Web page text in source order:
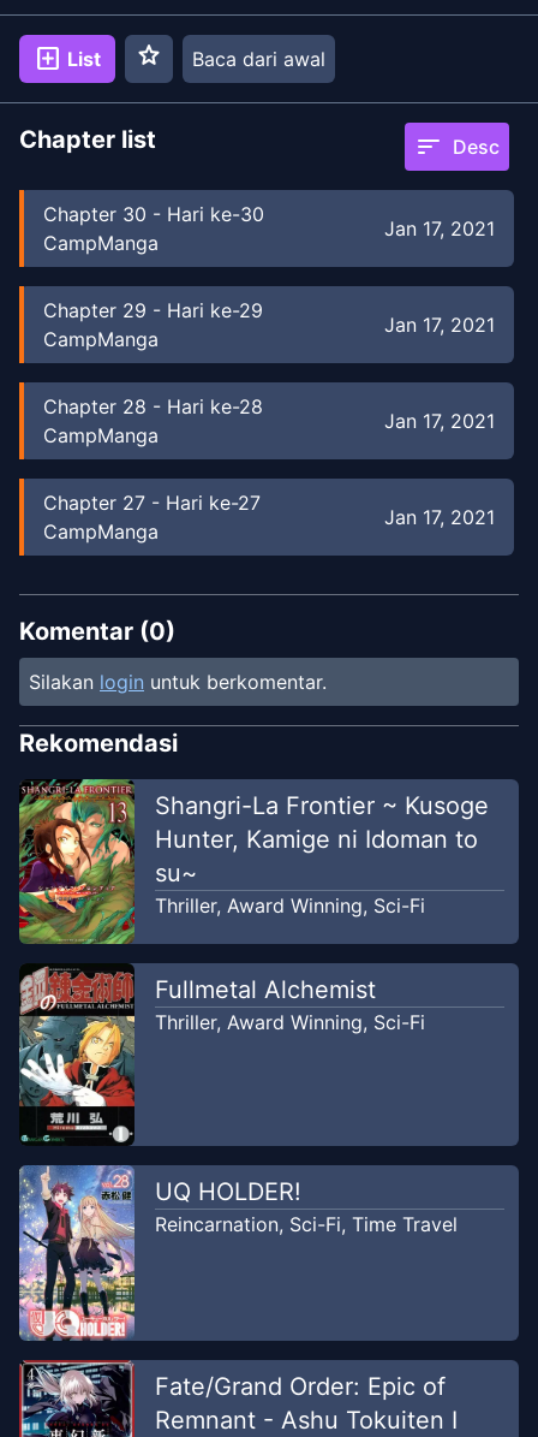
add_box List star Baca dari awal
Chapter list sort Desc
Chapter 30 - Hari ke-30
CampManga
Jan 17, 2021
Chapter 29 - Hari ke-29
CampManga
Jan 17, 2021
Chapter 28 - Hari ke-28
CampManga
Jan 17, 2021
Chapter 27 - Hari ke-27
CampManga
Jan 17, 2021
Chapter26-Hari ke-26
CampManga
Chapter25 -Hari ke-25
CampManga
Jan 17, 2021
Chapter24 -Hari ke-24
Doppo Ginkaku - 独歩吟客
Translation
Aug 2,
2022
Chapter24 - Hari ke-24
CampManga
Chapter23 -Hari ke-23
CampManga
Jan 17, 2021
Chapter23
Doppo Ginkaku - 独歩吟客
Translation
2022
Chapter22 -Hari ke-22
Doppo Ginkaku - 独歩吟客
Translation
Chapter22-Hari ke-22
CampManga
Jan 17, 2021
Komentar (0)
Silakan login untuk berkomentar.
Rekomendasi
Shangri-La Frontier ~ Kusoge
Hunter, Kamige ni Idoman to
su~
Thriller, Award Winning, Sci-Fi
Fullmetal Alchemist
Thriller, Award Winning, Sci-Fi
UQ HOLDER!
Reincarnation, Sci-Fi, Time Travel
Fate/Grand Order: Epic of
Remnant - Ashu Tokuiten I